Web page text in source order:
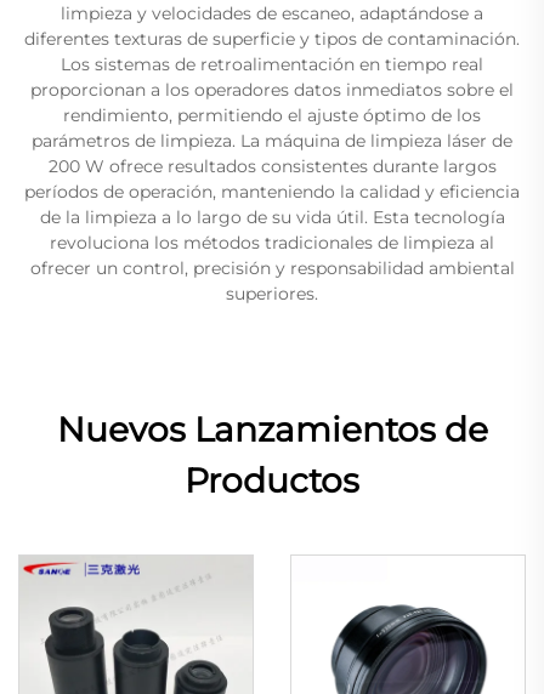
limpieza y velocidades de escaneo, adaptándose a
diferentes texturas de superficie y tipos de contaminación.
Los sistemas de retroalimentación en tiempo real
proporcionan a los operadores datos inmediatos sobre el
rendimiento, permitiendo el ajuste óptimo de los
parámetros de limpieza. La máquina de limpieza láser de
200 W ofrece resultados consistentes durante largos
períodos de operación, manteniendo la calidad y eficiencia
de la limpieza a lo largo de su vida útil. Esta tecnología
revoluciona los métodos tradicionales de limpieza al
ofrecer un control, precisión y responsabilidad ambiental
superiores.
Nuevos Lanzamientos de
Productos